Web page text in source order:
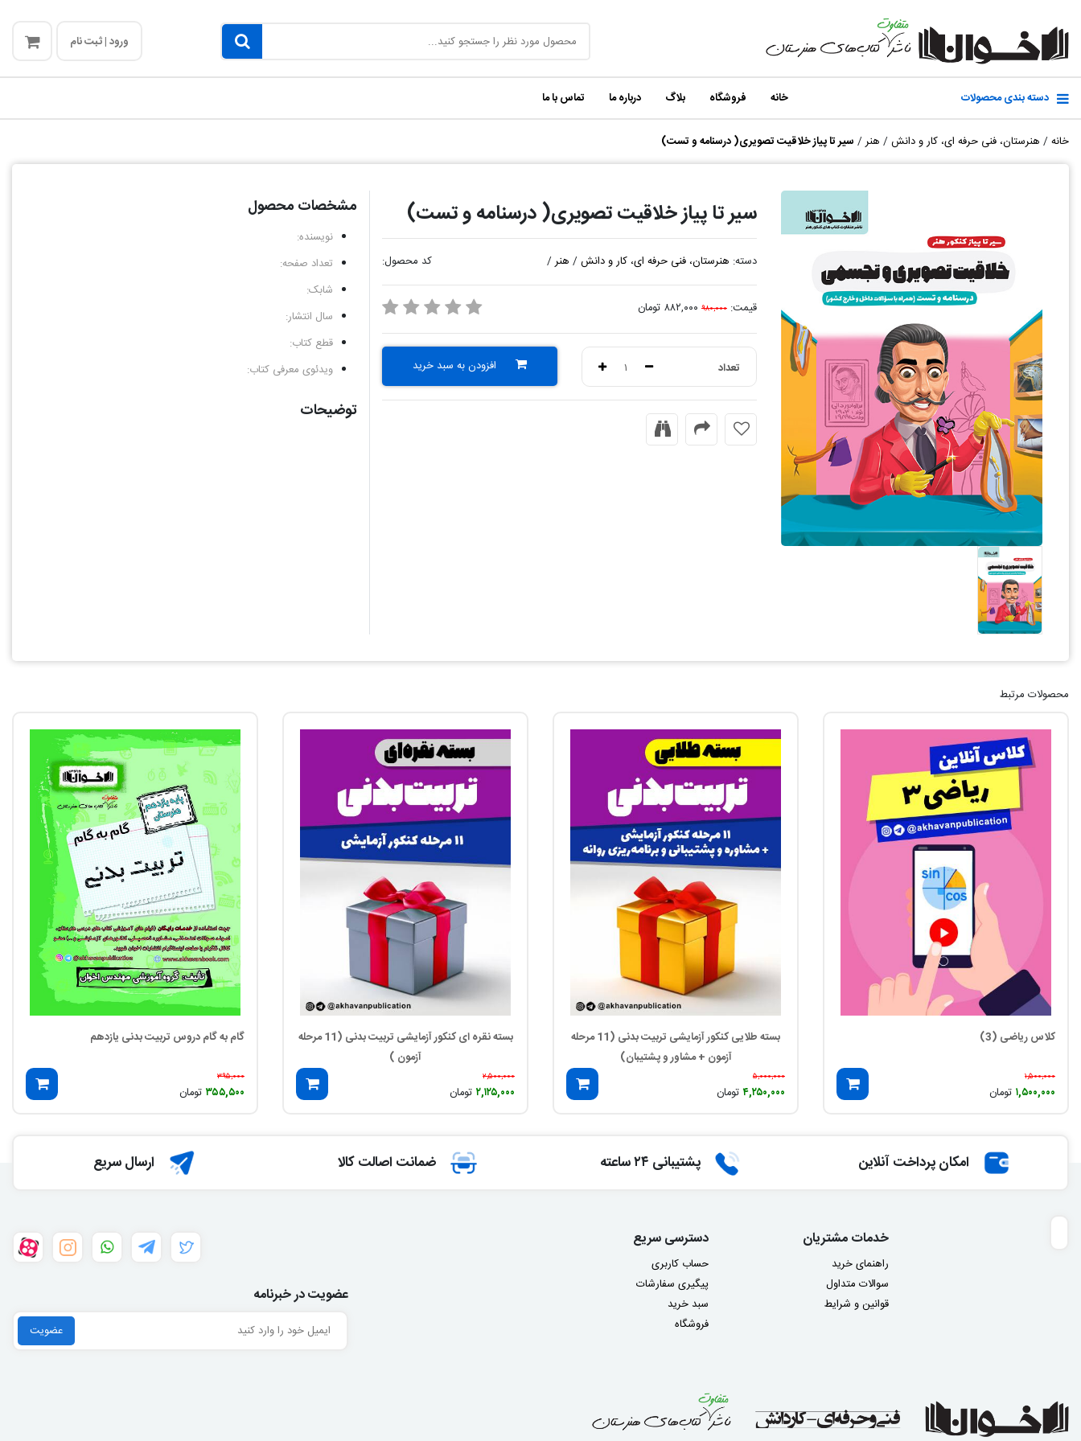
ورود | ثبت نام
دسته بندی محصولات خانه فروشگاه بلاگ درباره ما تماس با ما
خانه/ هنرستان، فنی حرفه ای، کار و دانش/ هنر/ سیر تا پیاز خلاقیت تصویری( درسنامه و تست)
سیر تا پیاز خلاقیت تصویری( درسنامه و تست)
دسته: هنرستان، فنی حرفه ای، کار و دانش/ هنر/ کد محصول:
قیمت: ۹۸۰,۰۰۰ ۸۸۲,۰۰۰ تومان
تعداد ۱ افزودن به سبد خرید
مشخصات محصول
نویسنده:
تعداد صفحه:
شابک:
سال انتشار:
قطع کتاب:
ویدئوی معرفی کتاب:
توضیحات
محصولات مرتبط
کلاس ریاضی (3)
۱,۵۰۰,۰۰۰
۱,۵۰۰,۰۰۰ تومان
بسته طلایی کنکور آزمایشی تربیت بدنی (11 مرحله
آزمون + مشاور و پشتیبان)
۵,۰۰۰,۰۰۰
۴,۲۵۰,۰۰۰ تومان
بسته نقره ای کنکور آزمایشی تربیت بدنی (11 مرحله
آزمون )
۲,۵۰۰,۰۰۰
۲,۱۲۵,۰۰۰ تومان
گام به گام دروس تربیت بدنی یازدهم
۳۹۵,۰۰۰
۳۵۵,۵۰۰ تومان
امکان پرداخت آنلاین پشتیبانی ۲۴ ساعته ضمانت اصالت کالا ارسال سریع
خدمات مشتریان
راهنمای خرید
سوالات متداول
قوانین و شرایط
دسترسی سریع
حساب کاربری
پیگیری سفارشات
سبد خرید
فروشگاه
عضویت در خبرنامه